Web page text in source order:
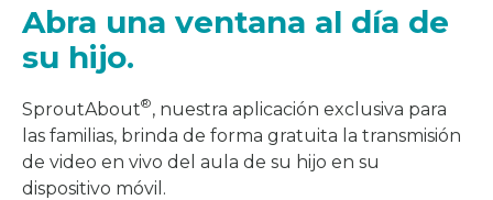
Abra una ventana al día de
su hijo.
SproutAbout®, nuestra aplicación exclusiva para
las familias, brinda de forma gratuita la transmisión
de video en vivo del aula de su hijo en su
dispositivo móvil.